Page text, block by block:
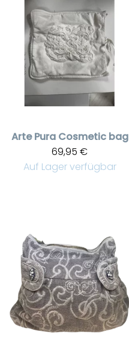
Arte Pura Cosmetic bag
69,95 €
Auf Lager verfügbar